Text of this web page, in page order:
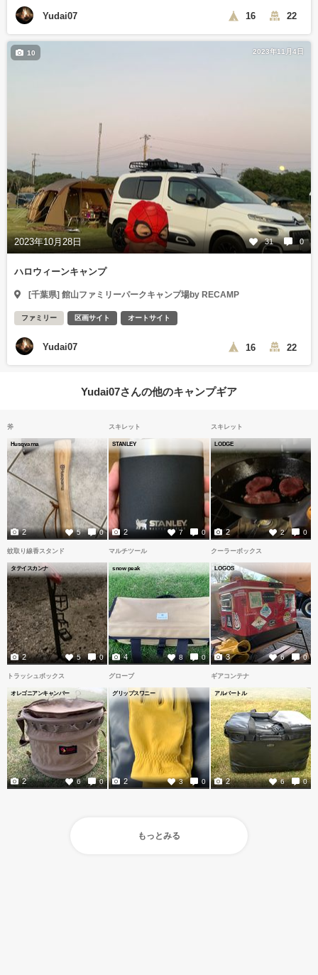
Yudai07 16 22
2023年11月4日
2023年10月28日 31 0
10
ハロウィーンキャンプ
[千葉県] 館山ファミリーパークキャンプ場by RECAMP
ファミリー 区画サイト オートサイト
Yudai07 16 22
Yudai07さんの他のキャンプギア
斧
Husqvarna
5 0
2
スキレット
STANLEY
7 0
2
スキレット
LODGE
2 0
2
蚊取り線香スタンド
タテイスカンナ
5 0
2
マルチツール
snow peak
8 0
4
クーラーボックス
LOGOS
6 0
3
トラッシュボックス
オレゴニアンキャンパー
6 0
2
グローブ
グリップスワニー
3 0
2
ギアコンテナ
アルバートル
6 0
2
もっとみる